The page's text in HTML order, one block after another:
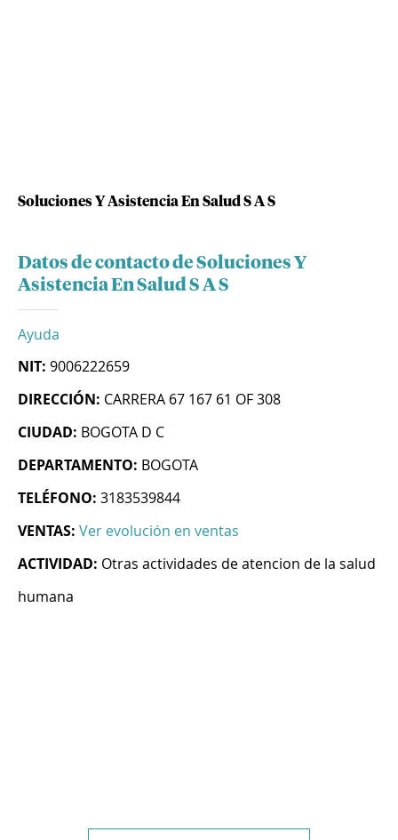
Soluciones Y Asistencia En Salud S A S
Datos de contacto de Soluciones Y
Asistencia En Salud S A S
Ayuda
NIT: 9006222659
DIRECCIÓN: CARRERA 67 167 61 OF 308
CIUDAD: BOGOTA D C
DEPARTAMENTO: BOGOTA
TELÉFONO: 3183539844
VENTAS: Ver evolución en ventas
ACTIVIDAD: Otras actividades de atencion de la salud
humana